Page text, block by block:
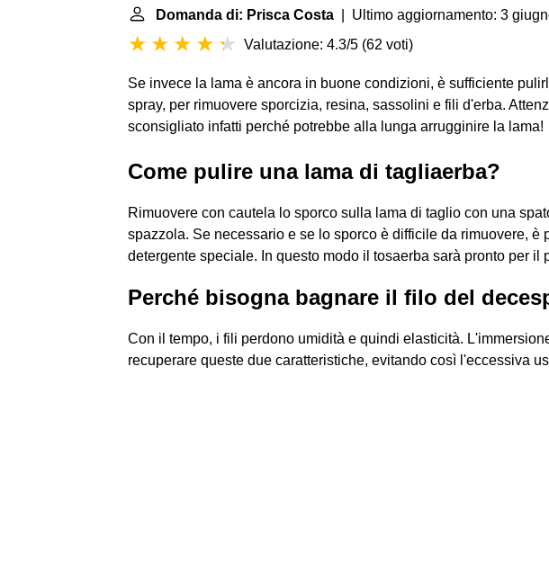
Domanda di: Prisca Costa | Ultimo aggiornamento: 3
Valutazione: 4.3/5 (62 voti)
Se invece la lama è ancora in buone condizioni, è sufficiente
spray, per rimuovere sporcizia, resina, sassolini e fili d'erba.
sconsigliato infatti perché potrebbe alla lunga arrugginire la lama!
Come pulire una lama di tagliaerba?
Rimuovere con cautela lo sporco sulla lama di taglio con una
spazzola. Se necessario e se lo sporco è difficile da rimuovere, è
detergente speciale. In questo modo il tosaerba sarà pronto per il
Perché bisogna bagnare il filo del
Con il tempo, i fili perdono umidità e quindi elasticità.
recuperare queste due caratteristiche, evitando così l'eccessiva